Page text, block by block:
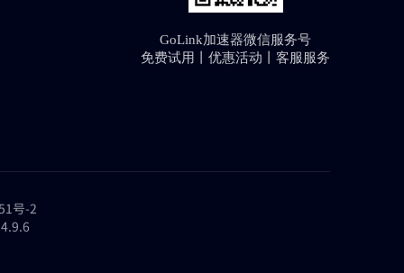
GoLink加速器微信服务号
免费试用丨优惠活动丨客服服务
号-2